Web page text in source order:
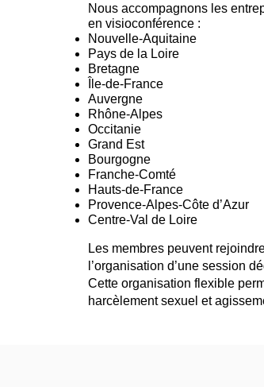
Nous accompagnons les
en visioconférence :
Nouvelle‑Aquitaine
Pays de la Loire
Bretagne
Île‑de‑France
Auvergne
Rhône‑Alpes
Occitanie
Grand Est
Bourgogne
Franche‑Comté
Hauts‑de‑France
Provence‑Alpes‑Côte d’Azur
Centre‑Val de Loire
Les membres peuvent
l’organisation d’une session
Cette organisation flexible
harcèlement sexuel et